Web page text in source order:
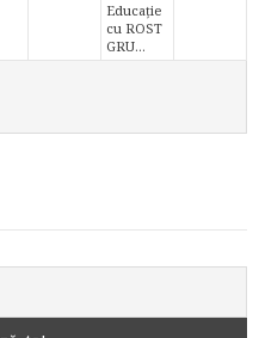
Educație
cu ROST
GRU…